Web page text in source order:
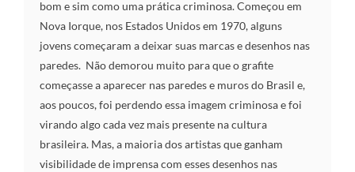
bom e sim como uma prática criminosa. Começou em
Nova Iorque, nos Estados Unidos em 1970, alguns
jovens começaram a deixar suas marcas e desenhos nas
paredes. Não demorou muito para que o grafite
começasse a aparecer nas paredes e muros do Brasil e,
aos poucos, foi perdendo essa imagem criminosa e foi
virando algo cada vez mais presente na cultura
brasileira. Mas, a maioria dos artistas que ganham
visibilidade de imprensa com esses desenhos nas